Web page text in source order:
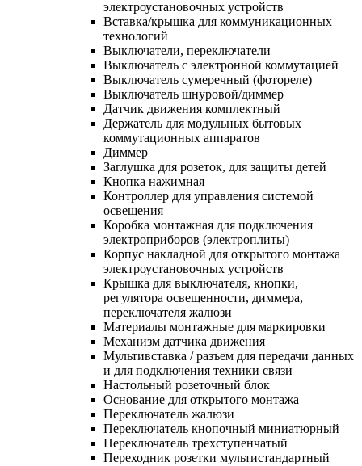
электроустановочных устройств
Вставка/крышка для коммуникационных
технологий
Выключатели, переключатели
Выключатель с электронной коммутацией
Выключатель сумеречный (фотореле)
Выключатель шнуровой/диммер
Датчик движения комплектный
Держатель для модульных бытовых
коммутационных аппаратов
Диммер
Заглушка для розеток, для защиты детей
Кнопка нажимная
Контроллер для управления системой
освещения
Коробка монтажная для подключения
электроприборов (электроплиты)
Корпус накладной для открытого монтажа
электроустановочных устройств
Крышка для выключателя, кнопки,
регулятора освещенности, диммера,
переключателя жалюзи
Материалы монтажные для маркировки
Механизм датчика движения
Мультивставка / разъем для передачи данных
и для подключения техники связи
Настольный розеточный блок
Основание для открытого монтажа
Переключатель жалюзи
Переключатель кнопочный миниатюрный
Переключатель трехступенчатый
Переходник розетки мультистандартный